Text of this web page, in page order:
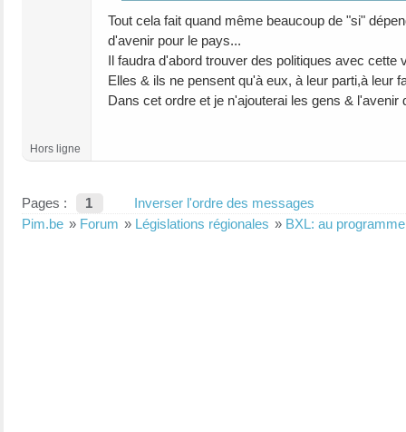
Tout cela fait quand même beaucoup de "si"
d'avenir pour le pays...
Il faudra d'abord trouver des politiques avec
Elles & ils ne pensent qu'à eux, à leur parti,à leur
Dans cet ordre et je n'ajouterai les gens &
Hors ligne
Pages : 1
Inverser l'ordre des messages
Pim.be » Forum » Législations régionales » BXL: au